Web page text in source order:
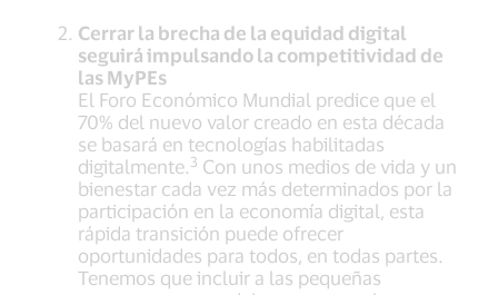
Cerrar la brecha de la equidad digital
seguirá impulsando la competitividad de
las MyPEs
El Foro Económico Mundial predice que el
70% del nuevo valor creado en esta década
se basará en tecnologías habilitadas
digitalmente. 3 Con unos medios de vida y un
bienestar cada vez más determinados por la
participación en la economía digital, esta
rápida transición puede ofrecer
oportunidades para todos, en todas partes.
Tenemos que incluir a las pequeñas